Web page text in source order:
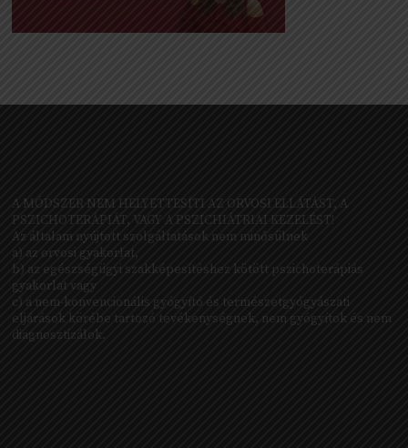
A MÓDSZER NEM HELYETTESÍTI AZ ORVOSI ELLÁTÁST, A
PSZICHOTERÁPIÁT, VAGY A PSZICHIÁTRIAI KEZELÉST!
Az általam nyújtott szolgáltatások nem minősülnek
a) az orvosi gyakorlat,
b) az egészségügyi szakképesítéshez kötött pszichoterápiás
gyakorlat vagy
c) a nem-konvencionális gyógyító és természetgyógyászati
eljárások körébe tartozó tevékenységnek, nem gyógyítok és nem
diagnosztizálok.